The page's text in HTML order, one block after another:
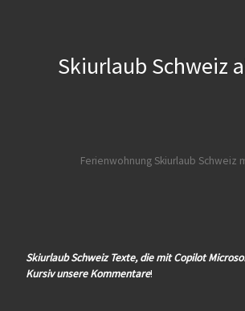
Skiurlaub Schweiz
Ferienwohnung Skiurlaub Schweiz
Skiurlaub Schweiz Texte, die mit Copilot
Kursiv unsere Kommentare!